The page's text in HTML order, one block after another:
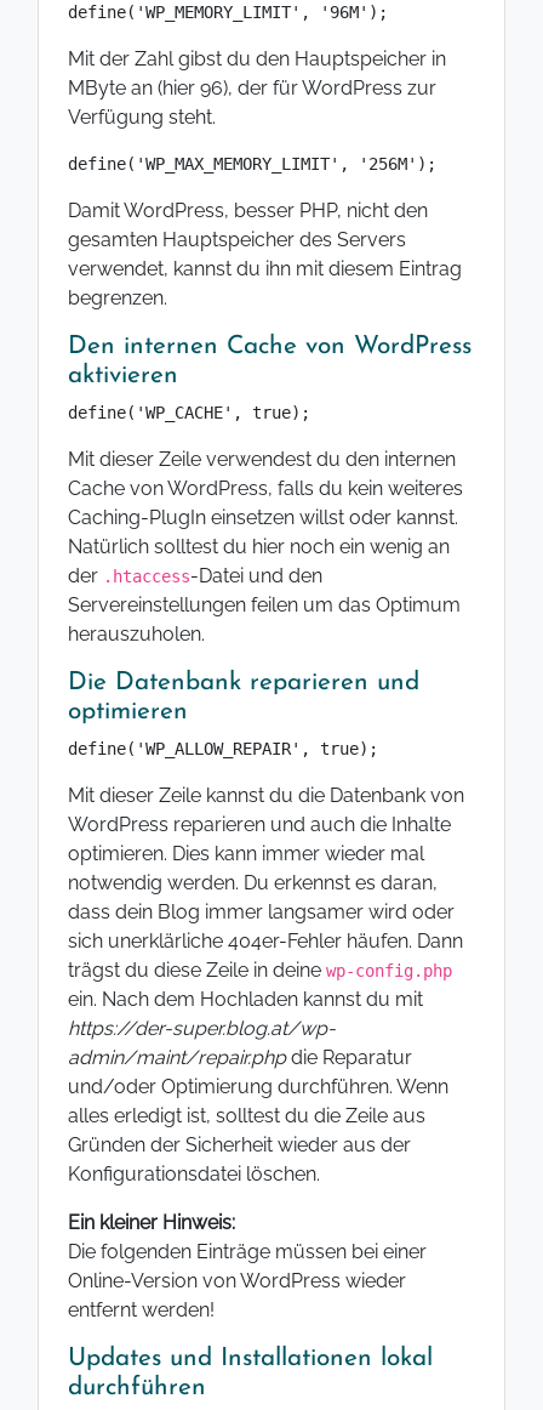
define('WP_MEMORY_LIMIT', '96M');
Mit der Zahl gibst du den Hauptspeicher in
MByte an (hier 96), der für WordPress zur
Verfügung steht.
define('WP_MAX_MEMORY_LIMIT', '256M');
Damit WordPress, besser PHP, nicht den
gesamten Hauptspeicher des Servers
verwendet, kannst du ihn mit diesem Eintrag
begrenzen.
Den internen Cache von WordPress
aktivieren
define('WP_CACHE', true);
Mit dieser Zeile verwendest du den internen
Cache von WordPress, falls du kein weiteres
Caching-PlugIn einsetzen willst oder kannst.
Natürlich solltest du hier noch ein wenig an
der .htaccess-Datei und den
Servereinstellungen feilen um das Optimum
herauszuholen.
Die Datenbank reparieren und
optimieren
define('WP_ALLOW_REPAIR', true);
Mit dieser Zeile kannst du die Datenbank von
WordPress reparieren und auch die Inhalte
optimieren. Dies kann immer wieder mal
notwendig werden. Du erkennst es daran,
dass dein Blog immer langsamer wird oder
sich unerklärliche 404er-Fehler häufen. Dann
trägst du diese Zeile in deine wp-config.php
ein. Nach dem Hochladen kannst du mit
https://der-super.blog.at/wp-
admin/maint/repair.phpdie Reparatur
und/oder Optimierung durchführen. Wenn
alles erledigt ist, solltest du die Zeile aus
Gründen der Sicherheit wieder aus der
Konfigurationsdatei löschen.
Ein kleiner Hinweis:
Die folgenden Einträge müssen bei einer
Online-Version von WordPress wieder
entfernt werden!
Updates und Installationen lokal
durchführen